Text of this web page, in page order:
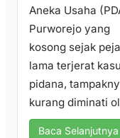
Aneka Usaha
Purworejo yang
kosong sejak
lama terjerat
pidana,
kurang diminati
Baca Selanjutnya